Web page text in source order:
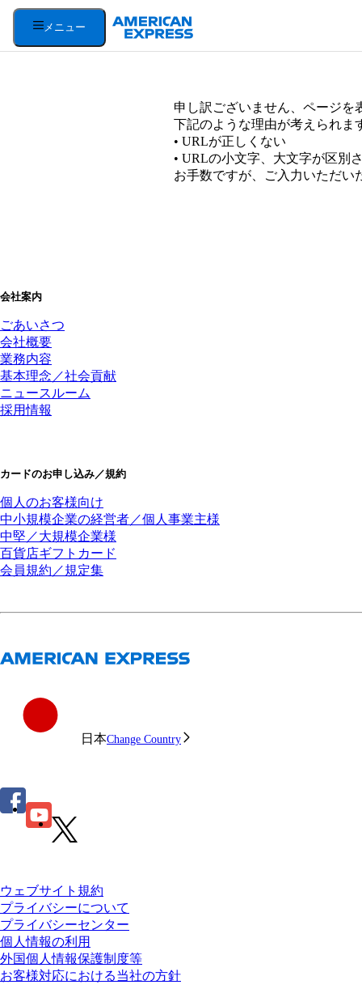
メニュー
申し訳ございません、ページを
下記のような理由が考えられま
• URLが正しくない
• URLの小文字、大文字が区別
お手数ですが、ご入力いただい
会社案内
ごあいさつ
会社概要
業務内容
基本理念／社会貢献
ニュースルーム
採用情報
カードのお申し込み／規約
個人のお客様向け
中小規模企業の経営者／個人事業主様
中堅／大規模企業様
百貨店ギフトカード
会員規約／規定集
日本Change Country
ウェブサイト規約
プライバシーについて
プライバシーセンター
個人情報の利用
外国個人情報保護制度等
お客様対応における当社の方針